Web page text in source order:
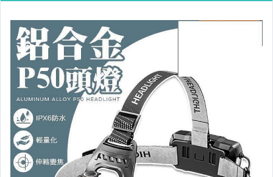
運動、戶外與休閒
嬰幼兒與孕婦
汽機車精品百貨
居家、家具與園藝
玩具、模型與公仔
男性精品與服飾
女裝與服飾配件